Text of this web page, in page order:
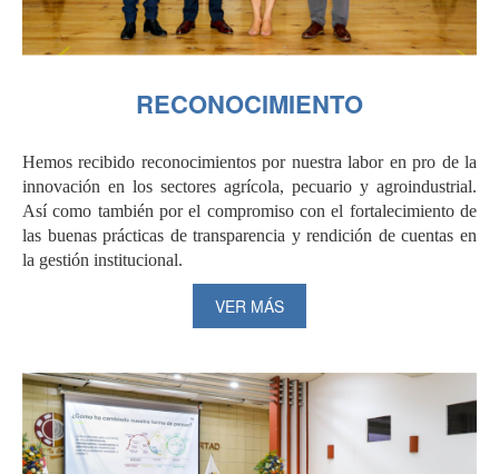
RECONOCIMIENTO
Hemos recibido reconocimientos por nuestra labor en pro de la
innovación en los sectores agrícola, pecuario y agroindustrial.
Así como también por el compromiso con el fortalecimiento de
las buenas prácticas de transparencia y rendición de cuentas en
la gestión institucional.
VER MÁS